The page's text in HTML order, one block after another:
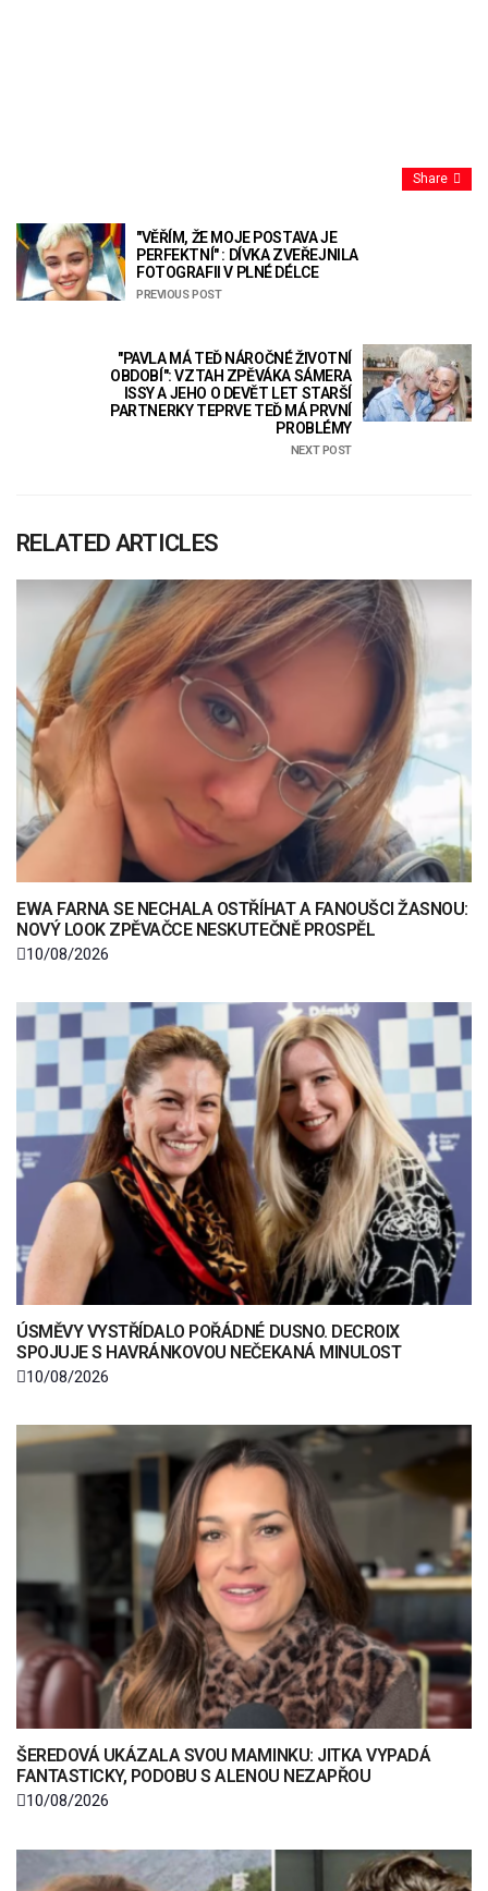
Share
"VĚŘÍM, ŽE MOJE POSTAVA JE
PERFEKTNÍ" : DÍVKA ZVEŘEJNILA
FOTOGRAFII V PLNÉ DÉLCE
PREVIOUS POST
"PAVLA MÁ TEĎ NÁROČNÉ ŽIVOTNÍ
OBDOBÍ": VZTAH ZPĚVÁKA SÁMERA
ISSY A JEHO O DEVĚT LET STARŠÍ
PARTNERKY TEPRVE TEĎ MÁ PRVNÍ
PROBLÉMY
NEXT POST
RELATED ARTICLES
EWA FARNA SE NECHALA OSTŘÍHAT A FANOUŠCI ŽASNOU:
NOVÝ LOOK ZPĚVAČCE NESKUTEČNĚ PROSPĚL
10/08/2026
ÚSMĚVY VYSTŘÍDALO POŘÁDNÉ DUSNO. DECROIX
SPOJUJE S HAVRÁNKOVOU NEČEKANÁ MINULOST
10/08/2026
ŠEREDOVÁ UKÁZALA SVOU MAMINKU: JITKA VYPADÁ
FANTASTICKY, PODOBU S ALENOU NEZAPŘOU
10/08/2026